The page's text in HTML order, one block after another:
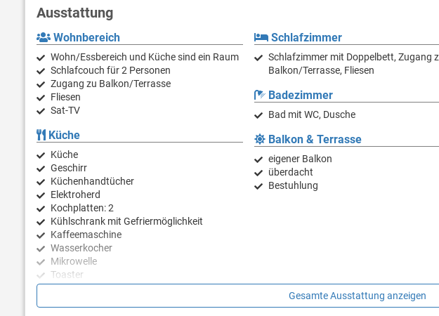
Ausstattung
Wohnbereich
Wohn/Essbereich und Küche sind ein Raum
Schlafcouch für 2 Personen
Zugang zu Balkon/Terrasse
Fliesen
Sat-TV
Küche
Küche
Geschirr
Küchenhandtücher
Elektroherd
Kochplatten: 2
Kühlschrank mit Gefriermöglichkeit
Kaffeemaschine
Wasserkocher
Mikrowelle
Toaster
Geschirrspülmaschine
Schlafzimmer
Schlafzimmer mit Doppelbett, Zugang
Balkon/Terrasse, Fliesen
Badezimmer
Bad mit WC, Dusche
Balkon & Terrasse
eigener Balkon
überdacht
Bestuhlung
Gesamte Ausstattung anzeigen